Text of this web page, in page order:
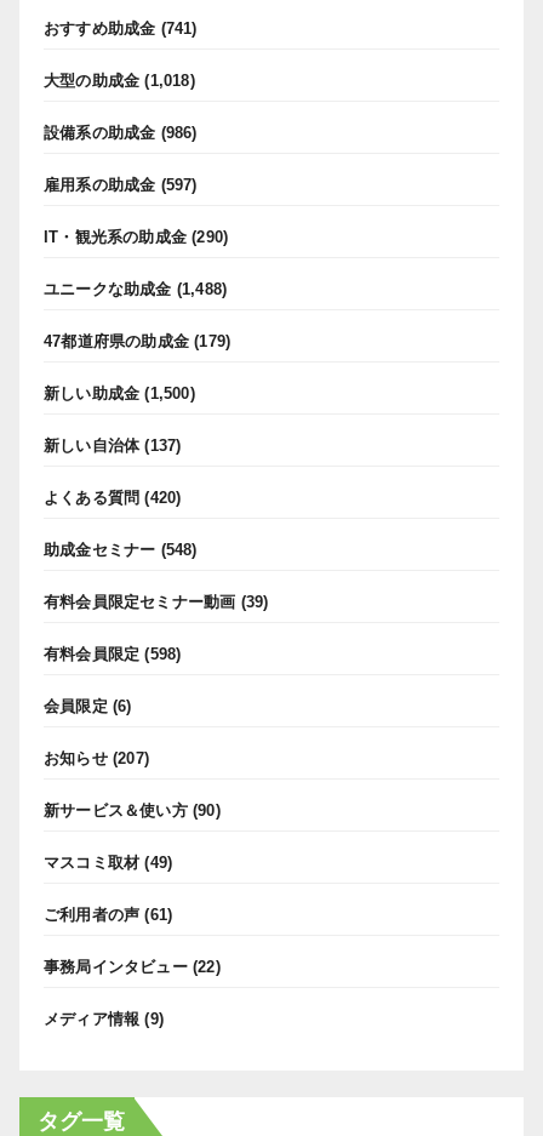
おすすめ助成金 (741)
大型の助成金 (1,018)
設備系の助成金 (986)
雇用系の助成金 (597)
IT・観光系の助成金 (290)
ユニークな助成金 (1,488)
47都道府県の助成金 (179)
新しい助成金 (1,500)
新しい自治体(137)
よくある質問 (420)
助成金セミナー (548)
有料会員限定セミナー動画 (39)
有料会員限定 (598)
会員限定 (6)
お知らせ(207)
新サービス＆使い方(90)
マスコミ取材 (49)
ご利用者の声 (61)
事務局インタビュー(22)
メディア情報 (9)
タグ一覧